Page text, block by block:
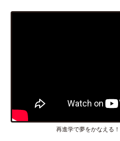
再進学で夢をかなえる